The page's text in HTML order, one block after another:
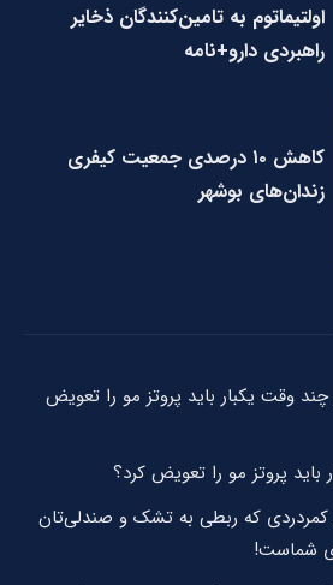
اولتیماتوم به تامین‌کنندگان ذخایر
راهبردی دارو+نامه
کاهش ۱۰ درصدی جمعیت کیفری
زندان‌های بوشهر
چند وقت یکبار باید پروتز مو را تعویض
باید پروتز مو را تعویض کرد؟
کمردردی که ربطی به تشک و صندلی‌تان
شماست!